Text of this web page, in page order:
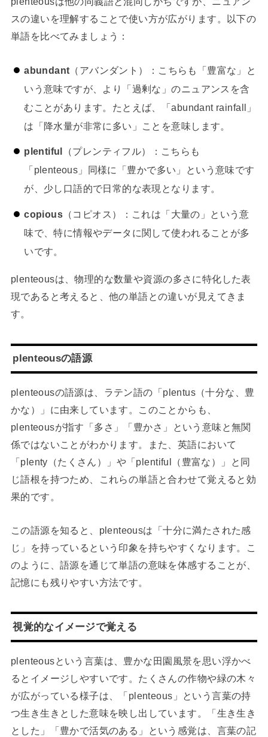
スの違いを理解することで使い方が広がります。以下の
単語を比べてみましょう：
abundant （アバンダント）：こちらも「豊富な」と
いう意味ですが、より「過剰な」のニュアンスを含
むことがあります。たとえば、「abundant rainfall」
は「降水量が非常に多い」ことを意味します。
plentiful （プレンティフル）：こちらも
「plenteous」同様に「豊かで多い」という意味です
が、少し口語的で日常的な表現となります。
copious （コピオス）：これは「大量の」という意
味で、特に情報やデータに関して使われることが多
いです。
plenteousは、物理的な数量や資源の多さに特化した表
現であると考えると、他の単語との違いが見えてきま
す。
plenteousの語源
plenteousの語源は、ラテン語の「plentus（十分な、豊
かな）」に由来しています。このことからも、
plenteousが指す「多さ」「豊かさ」という意味と無関
係ではないことがわかります。また、英語において
「plenty（たくさん）」や「plentiful（豊富な）」と同
じ語根を持つため、これらの単語と合わせて覚えると効
果的です。
この語源を知ると、plenteousは「十分に満たされた感
じ」を持っているという印象を持ちやすくなります。こ
のように、語源を通じて単語の意味を体感することが、
記憶にも残りやすい方法です。
視覚的なイメージで覚える
plenteousという言葉は、豊かな田園風景を思い浮かべ
るとイメージしやすいです。たくさんの作物や緑の木々
が広がっている様子は、「plenteous」という言葉の持
つ生き生きとした意味を映し出しています。「生き生き
とした」「豊かで活気のある」という感覚は、言葉の記